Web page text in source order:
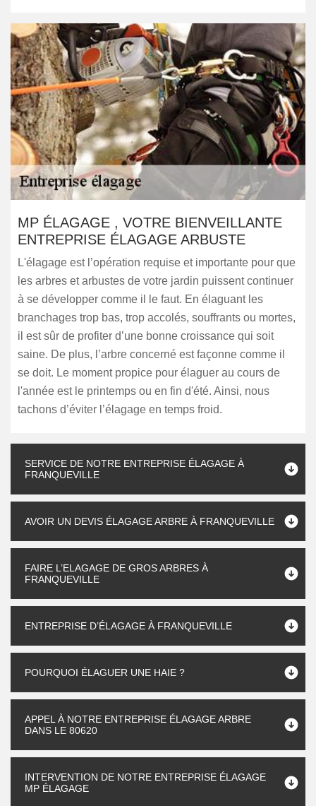
MP ÉLAGAGE , VOTRE BIENVEILLANTE
ENTREPRISE ÉLAGAGE ARBUSTE
L'élagage est l’opération requise et importante pour que
les arbres et arbustes de votre jardin puissent continuer
à se développer comme il le faut. En élaguant les
branchages trop bas, trop accolés, souffrants ou mortes,
il est sûr de profiter d’une bonne croissance qui soit
saine. De plus, l’arbre concerné est façonne comme il
se doit. Le moment propice pour élaguer au cours de
l'année est le printemps ou en fin d'été. Ainsi, nous
tachons d’éviter l’élagage en temps froid.
SERVICE DE NOTRE ENTREPRISE ÉLAGAGE À
FRANQUEVILLE
AVOIR UN DEVIS ÉLAGAGE ARBRE À FRANQUEVILLE
FAIRE L’ELAGAGE DE GROS ARBRES À
FRANQUEVILLE
ENTREPRISE D’ÉLAGAGE À FRANQUEVILLE
POURQUOI ÉLAGUER UNE HAIE ?
APPEL À NOTRE ENTREPRISE ÉLAGAGE ARBRE
DANS LE 80620
INTERVENTION DE NOTRE ENTREPRISE ÉLAGAGE
MP ÉLAGAGE